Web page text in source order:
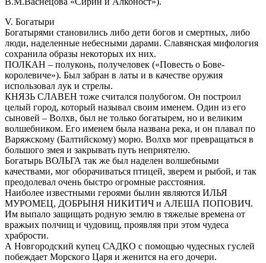
V. Богатыри
Богатырями становились либо дети богов и смертных, либо
люди, наделенные небесными дарами. Славянская мифология
сохранила образы некоторых их них.
ПОЛКАН – полуконь, получеловек («Повесть о Бове-
королевиче»). Был забран в латы и в качестве оружия
использовал лук и стрелы.
КНЯЗЬ СЛАВЕН тоже считался полубогом. Он построил
целый город, который называл своим именем. Один из его
сыновей – Волхв, был не только богатырем, но и великим
волшебником. Его именем была названа река, и он плавал по
Варяжскому (Балтийскому) морю. Волхв мог превращаться в
большого змея и закрывать путь неприятелю.
Богатырь ВОЛЬГА так же был наделен волшебными
качествами, мог оборачиваться птицей, зверем и рыбой, и так
преодолевал очень быстро огромные расстояния.
Наиболее известными героями былин являются ИЛЬЯ
МУРОМЕЦ, ДОБРЫНЯ НИКИТИЧ и АЛЕША ПОПОВИЧ.
Им выпало защищать родную землю в тяжелые времена от
вражьих полчищ и чудовищ, проявляя при этом чудеса
храбрости.
А Новгородский купец САДКО с помощью чудесных гуслей
побеждает Морского Царя и женится на его дочери.